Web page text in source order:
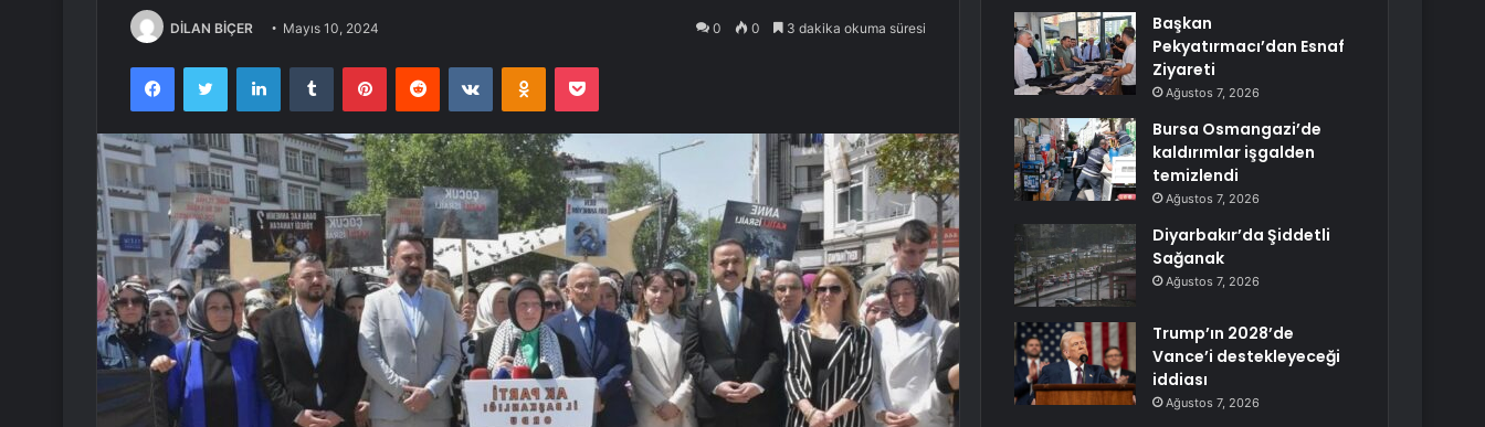
DİLAN BİÇER Mayıs 10, 2024 0 0 3 dakika okuma süresi
FacebookTwitter LinkedInTumblr PinterestReddit VKontakteOdnoklassniki
Pocket
Başkan
Pekyatırmacı’dan Esnaf
Ziyareti
Ağustos 7, 2026
Bursa Osmangazi’de
kaldırımlar işgalden
temizlendi
Ağustos 7, 2026
Diyarbakır’da Şiddetli
Sağanak
Ağustos 7, 2026
Trump’ın 2028’de
Vance’i destekleyeceği
iddiası
Ağustos 7, 2026